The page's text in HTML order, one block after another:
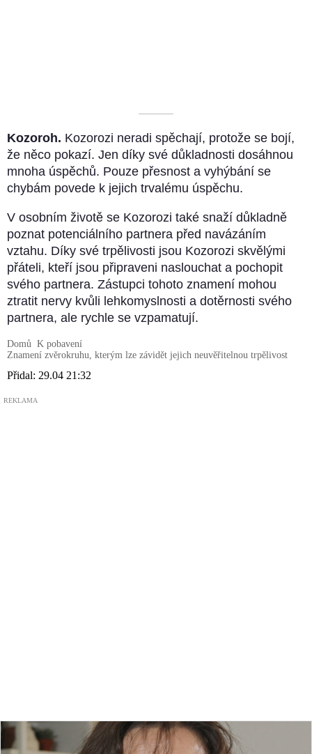
––––––––––
Kozoroh. Kozorozi neradi spěchají, protože se bojí,
že něco pokazí. Jen díky své důkladnosti dosáhnou
mnoha úspěchů. Pouze přesnost a vyhýbání se
chybám povede k jejich trvalému úspěchu.
V osobním životě se Kozorozi také snaží důkladně
poznat potenciálního partnera před navázáním
vztahu. Díky své trpělivosti jsou Kozorozi skvělými
přáteli, kteří jsou připraveni naslouchat a pochopit
svého partnera. Zástupci tohoto znamení mohou
ztratit nervy kvůli lehkomyslnosti a dotěrnosti svého
partnera, ale rychle se vzpamatují.
Domů K pobavení
Znamení zvěrokruhu, kterým lze závidět jejich neuvěřitelnou trpělivost
Přidal: 29.04 21:32
REKLAMA